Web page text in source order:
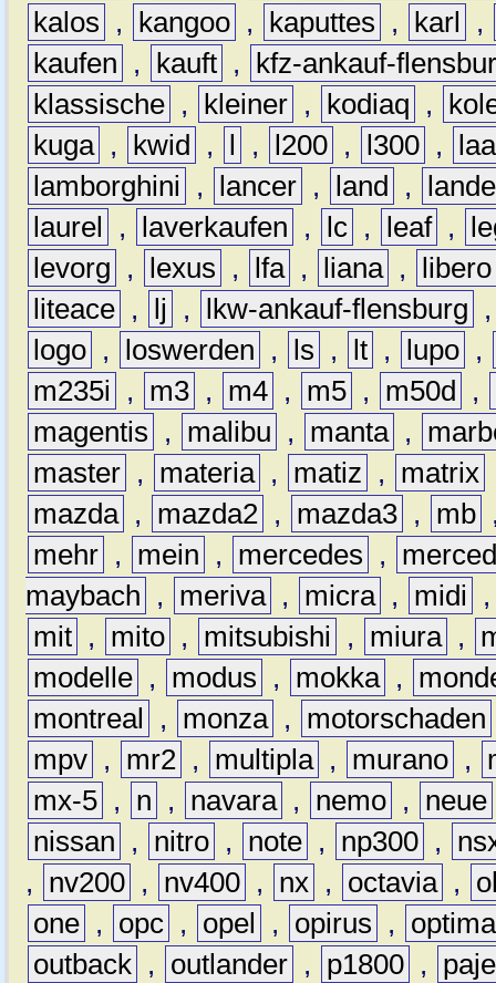
kalos
, kangoo , kaputtes , karl
,
kaufen
, kauft ,
kfz-ankauf-
klassische , kleiner , kodiaq ,
kuga , kwid , l , l200 , l300 ,
lamborghini
, lancer , land ,
laurel
, laverkaufen , lc , leaf ,
levorg
, lexus , lfa , liana ,
libero
liteace , lj , lkw-ankauf-flensburg
logo , loswerden , ls , lt , lupo ,
m235i
, m3 , m4 , m5 , m50d ,
magentis
, malibu , manta ,
master , materia , matiz , matrix
mazda , mazda2 , mazda3 , mb
mehr , mein , mercedes ,
maybach
, meriva , micra , midi
mit , mito , mitsubishi , miura ,
modelle , modus , mokka ,
montreal
, monza , motorschaden
mpv , mr2 , multipla , murano ,
mx-5 , n , navara , nemo , neue
nissan
, nitro , note , np300 ,
,
nv200 , nv400 , nx , octavia ,
one , opc , opel , opirus ,
optima
outback , outlander , p1800 ,